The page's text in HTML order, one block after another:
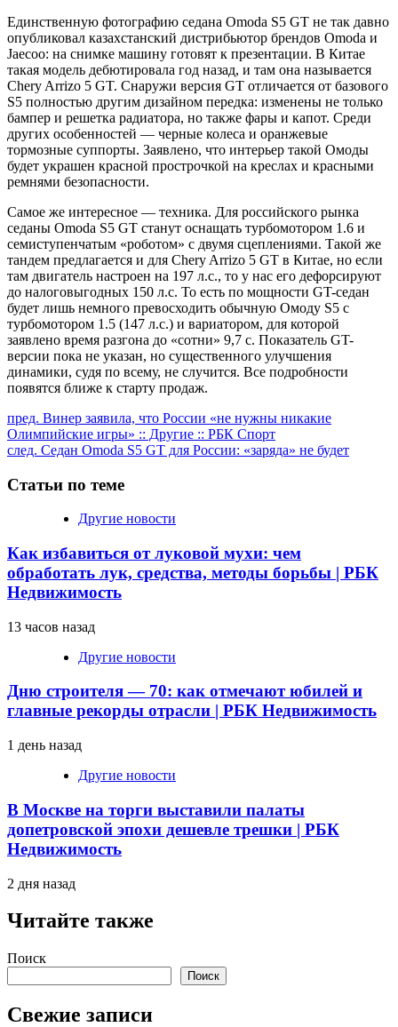
Единственную фотографию седана Omoda S5 GT не так давно
опубликовал казахстанский дистрибьютор брендов Omoda и
Jaecoo: на снимке машину готовят к презентации. В Китае
такая модель дебютировала год назад, и там она называется
Chery Arrizo 5 GT. Снаружи версия GT отличается от базового
S5 полностью другим дизайном передка: изменены не только
бампер и решетка радиатора, но также фары и капот. Среди
других особенностей — черные колеса и оранжевые
тормозные суппорты. Заявлено, что интерьер такой Омоды
будет украшен красной прострочкой на креслах и красными
ремнями безопасности.
Самое же интересное — техника. Для российского рынка
седаны Omoda S5 GT станут оснащать турбомотором 1.6 и
семиступенчатым «роботом» с двумя сцеплениями. Такой же
тандем предлагается и для Chery Arrizo 5 GT в Китае, но если
там двигатель настроен на 197 л.с., то у нас его дефорсируют
до налоговыгодных 150 л.с. То есть по мощности GT-седан
будет лишь немного превосходить обычную Омоду S5 с
турбомотором 1.5 (147 л.с.) и вариатором, для которой
заявлено время разгона до «сотни» 9,7 с. Показатель GT-
версии пока не указан, но существенного улучшения
динамики, судя по всему, не случится. Все подробности
появятся ближе к старту продаж.
Продолжить
чтение
пред. Винер заявила, что России «не нужны никакие
Олимпийские игры» :: Другие :: РБК Спорт
след. Седан Omoda S5 GT для России: «заряда» не будет
Статьи по теме
Другие новости
Как избавиться от луковой мухи: чем
обработать лук, средства, методы борьбы | РБК
Недвижимость
13 часов назад
Другие новости
Дню строителя — 70: как отмечают юбилей и
главные рекорды отрасли | РБК Недвижимость
1 день назад
Другие новости
В Москве на торги выставили палаты
допетровской эпохи дешевле трешки | РБК
Недвижимость
2 дня назад
Читайте также
Поиск
Поиск
Свежие записи